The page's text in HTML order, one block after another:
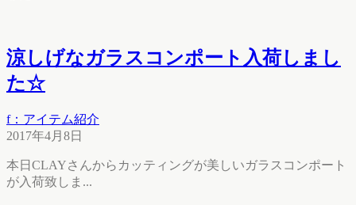
涼しげなガラスコンポート入荷しまし
た☆
f：アイテム紹介
2017年4月8日
本日CLAYさんからカッティングが美しいガラスコンポート
が入荷致しま...